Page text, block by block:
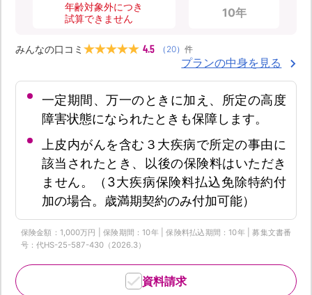
年齢対象外につき
試算できません
10年
みんなの口コミ 4.5 （ 20） 件
プランの中身を見る
一定期間、万一のときに加え、所定の高度
障害状態になられたときも保障します。
上皮内がんを含む３大疾病で所定の事由に
該当されたとき、以後の保険料はいただき
ません。（3大疾病保険料払込免除特約付
加の場合。歳満期契約のみ付加可能）
保険金額：1,000万円 | 保険期間：10年 | 保険料払込期間：10年 | 募集文書番
号：代HS-25-587-430（2026.3）
資料請求